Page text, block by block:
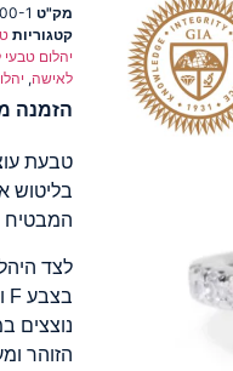
מק"ט 1
קטגוריות
יהלום
לאישה,
הזמנה מראש 10-14
טבעת
המבטיח
הזוהר